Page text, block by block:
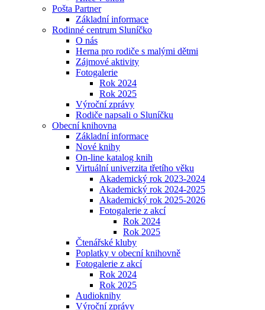
Pošta Partner
Základní informace
Rodinné centrum Sluníčko
O nás
Herna pro rodiče s malými dětmi
Zájmové aktivity
Fotogalerie
Rok 2024
Rok 2025
Výroční zprávy
Rodiče napsali o Sluníčku
Obecní knihovna
Základní informace
Nové knihy
On-line katalog knih
Virtuální univerzita třetího věku
Akademický rok 2023-2024
Akademický rok 2024-2025
Akademický rok 2025-2026
Fotogalerie z akcí
Rok 2024
Rok 2025
Čtenářské kluby
Poplatky v obecní knihovně
Fotogalerie z akcí
Rok 2024
Rok 2025
Audioknihy
Výroční zprávy